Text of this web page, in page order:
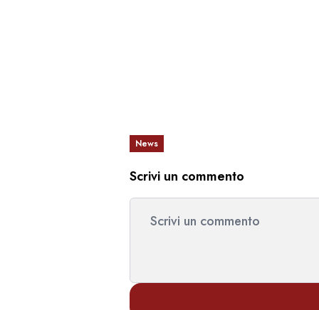
News
Scrivi un commento